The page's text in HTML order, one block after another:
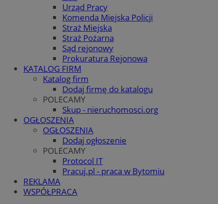
Urząd Pracy
Komenda Miejska Policji
Straż Miejska
Straż Pożarna
Sąd rejonowy
Prokuratura Rejonowa
KATALOG FIRM
Katalog firm
Dodaj firmę do katalogu
POLECAMY
Skup - nieruchomosci.org
OGŁOSZENIA
OGŁOSZENIA
Dodaj ogłoszenie
POLECAMY
Protocol IT
Pracuj.pl - praca w Bytomiu
REKLAMA
WSPÓŁPRACA